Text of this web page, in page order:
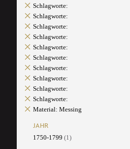
Schlagworte:
Schlagworte:
Schlagworte:
Schlagworte:
Schlagworte:
Schlagworte:
Schlagworte:
Schlagworte:
Schlagworte:
Schlagworte:
Material: Messing
JAHR
1750-1799 (1)